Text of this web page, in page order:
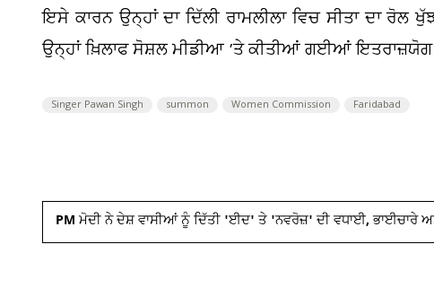
ਇਸੇ ਕਾਰਨ ਉਨ੍ਹਾਂ ਦਾ ਦਿੱਲੀ ਰਾਮਲੀਲਾ ਵਿਚ ਸੀਤਾ ਦਾ ਰੋਲ
ਉਨ੍ਹਾਂ ਖ਼ਿਲਾਫ ਸੋਸ਼ਲ ਮੀਡੀਆ ’ਤੇ ਕੀਤੀਆਂ ਗਈਆਂ
Singer Pawan Singh summon Women Commission Faridabad
PM ਮੋਦੀ ਨੇ ਦੇਸ਼ ਵਾਸੀਆਂ ਨੂੰ ਦਿੱਤੀ 'ਈਦ' ਤੇ 'ਨਵਰੋਜ਼' ਦੀ ਵਧਾਈ, ਭਾਈਚਾਰੇ ਅਤੇ